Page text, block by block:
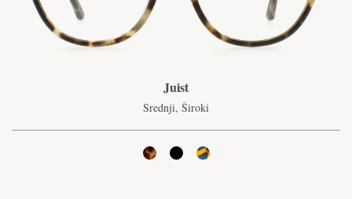
Juist
Srednji, Široki